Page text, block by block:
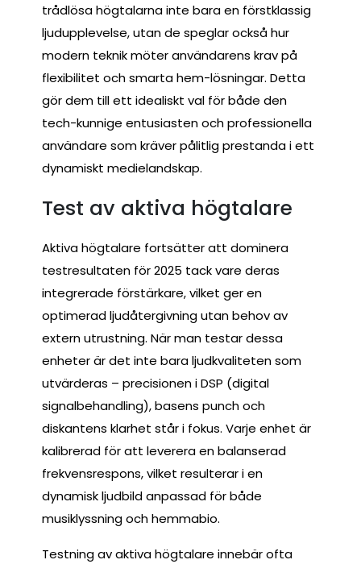
trådlösa högtalarna inte bara en förstklassig
ljudupplevelse, utan de speglar också hur
modern teknik möter användarens krav på
flexibilitet och smarta hem-lösningar. Detta
gör dem till ett idealiskt val för både den
tech-kunnige entusiasten och professionella
användare som kräver pålitlig prestanda i ett
dynamiskt medielandskap.
Test av aktiva högtalare
Aktiva högtalare fortsätter att dominera
testresultaten för 2025 tack vare deras
integrerade förstärkare, vilket ger en
optimerad ljudåtergivning utan behov av
extern utrustning. När man testar dessa
enheter är det inte bara ljudkvaliteten som
utvärderas – precisionen i DSP (digital
signalbehandling), basens punch och
diskantens klarhet står i fokus. Varje enhet är
kalibrerad för att leverera en balanserad
frekvensrespons, vilket resulterar i en
dynamisk ljudbild anpassad för både
musiklyssning och hemmabio.
Testning av aktiva högtalare innebär ofta